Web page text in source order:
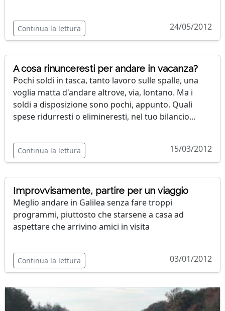
Continua la lettura 24/05/2012
A cosa rinunceresti per andare in vacanza?
Pochi soldi in tasca, tanto lavoro sulle spalle, una
voglia matta d'andare altrove, via, lontano. Ma i
soldi a disposizione sono pochi, appunto. Quali
spese ridurresti o elimineresti, nel tuo bilancio...
Continua la lettura 15/03/2012
Improvvisamente, partire per un viaggio
Meglio andare in Galilea senza fare troppi
programmi, piuttosto che starsene a casa ad
aspettare che arrivino amici in visita
Continua la lettura 03/01/2012